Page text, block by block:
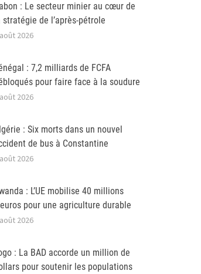
: Le secteur minier au cœur de
stratégie de l’après-pétrole
2026
: 7,2 milliards de FCFA
pour faire face à la soudure
2026
: Six morts dans un nouvel
de bus à Constantine
2026
: L’UE mobilise 40 millions
pour une agriculture durable
2026
: La BAD accorde un million de
pour soutenir les populations